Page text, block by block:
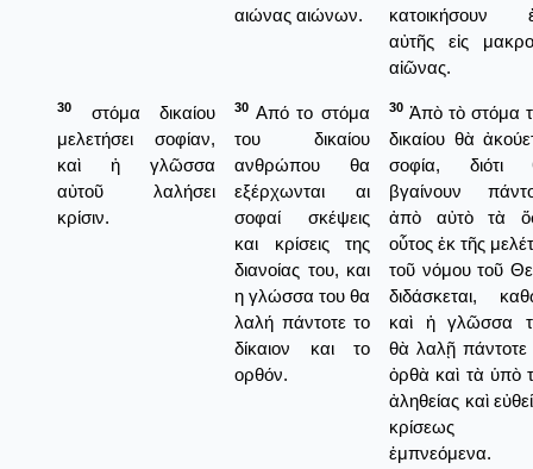
αιώνας αιώνων.
κατοικήσουν
αὐτῆς εἰς
αἰῶνας.
30
στόμα δικαίου
μελετήσει σοφίαν,
καὶ ἡ γλῶσσα
αὐτοῦ λαλήσει
κρίσιν.
30 Από το στόμα
του δικαίου
ανθρώπου θα
εξέρχωνται αι
σοφαί σκέψεις
και κρίσεις της
διανοίας του, και
η γλώσσα του θα
λαλή πάντοτε το
δίκαιον και το
ορθόν.
30 Ἀπὸ τὸ στόμα
δικαίου θὰ
σοφία, διότι
βγαίνουν
ἀπὸ αὐτὸ τὰ
οὗτος ἐκ τῆς
τοῦ νόμου τοῦ
διδάσκεται,
καὶ ἡ γλῶσσα
θὰ λαλῇ πάντοτε
ὀρθὰ καὶ τὰ ὑπὸ
ἀληθείας καὶ
κρίσεως
ἐμπνεόμενα.